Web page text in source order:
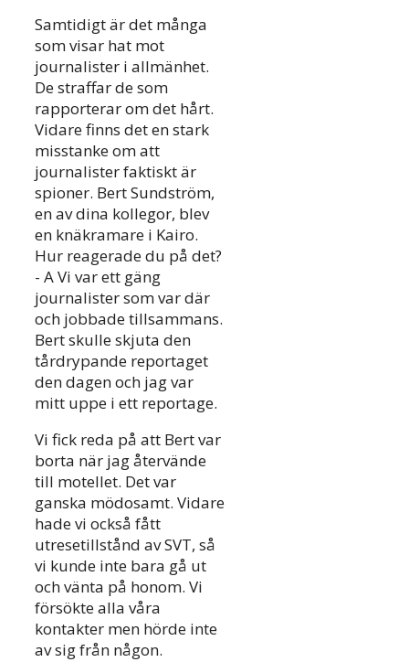
Samtidigt är det många
som visar hat mot
journalister i allmänhet.
De straffar de som
rapporterar om det hårt.
Vidare finns det en stark
misstanke om att
journalister faktiskt är
spioner. Bert Sundström,
en av dina kollegor, blev
en knäkramare i Kairo.
Hur reagerade du på det?
- A Vi var ett gäng
journalister som var där
och jobbade tillsammans.
Bert skulle skjuta den
tårdrypande reportaget
den dagen och jag var
mitt uppe i ett reportage.
Vi fick reda på att Bert var
borta när jag återvände
till motellet. Det var
ganska mödosamt. Vidare
hade vi också fått
utresetillstånd av SVT, så
vi kunde inte bara gå ut
och vänta på honom. Vi
försökte alla våra
kontakter men hörde inte
av sig från någon.